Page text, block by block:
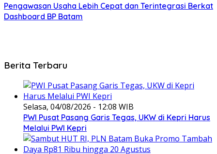
Pengawasan Usaha Lebih Cepat dan Terintegrasi Berkat
Dashboard BP Batam
Berita Terbaru
Selasa, 04/08/2026 - 12:08 WIB
PWI Pusat Pasang Garis Tegas, UKW di Kepri Harus
Melalui PWI Kepri